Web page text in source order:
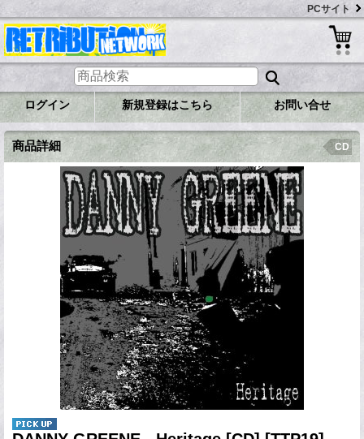
PCサイト
ログイン 新規登録はこちら お問い合せ
商品詳細 CD